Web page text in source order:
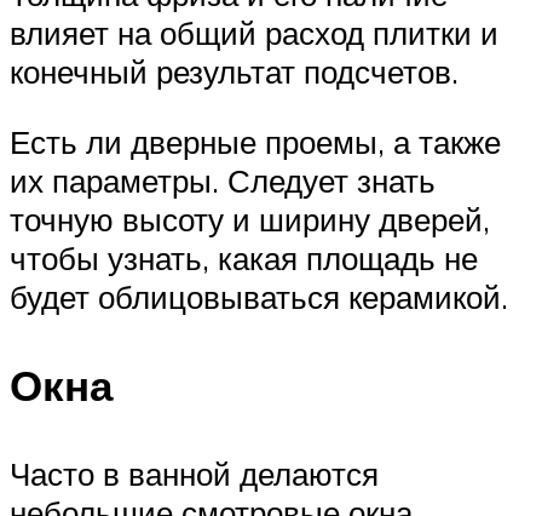
влияет на общий расход плитки и
конечный результат подсчетов.
Есть ли дверные проемы, а также
их параметры. Следует знать
точную высоту и ширину дверей,
чтобы узнать, какая площадь не
будет облицовываться керамикой.
Окна
Часто в ванной делаются